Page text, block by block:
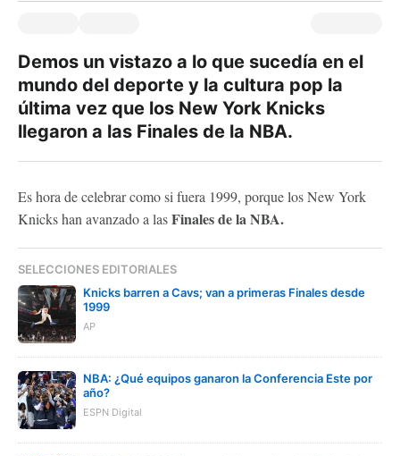
Demos un vistazo a lo que sucedía en el
mundo del deporte y la cultura pop la
última vez que los New York Knicks
llegaron a las Finales de la NBA.
Es hora de celebrar como si fuera 1999, porque los New York
Knicks han avanzado a lasFinales de la NBA.
SELECCIONES EDITORIALES
Knicks barren a Cavs; van a primeras Finales desde
1999
AP
NBA: ¿Qué equipos ganaron la Conferencia Este por
año?
ESPN Digital